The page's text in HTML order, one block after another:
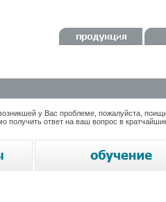
у Вас проблеме, пожалуйста,
ответ на ваш вопрос в